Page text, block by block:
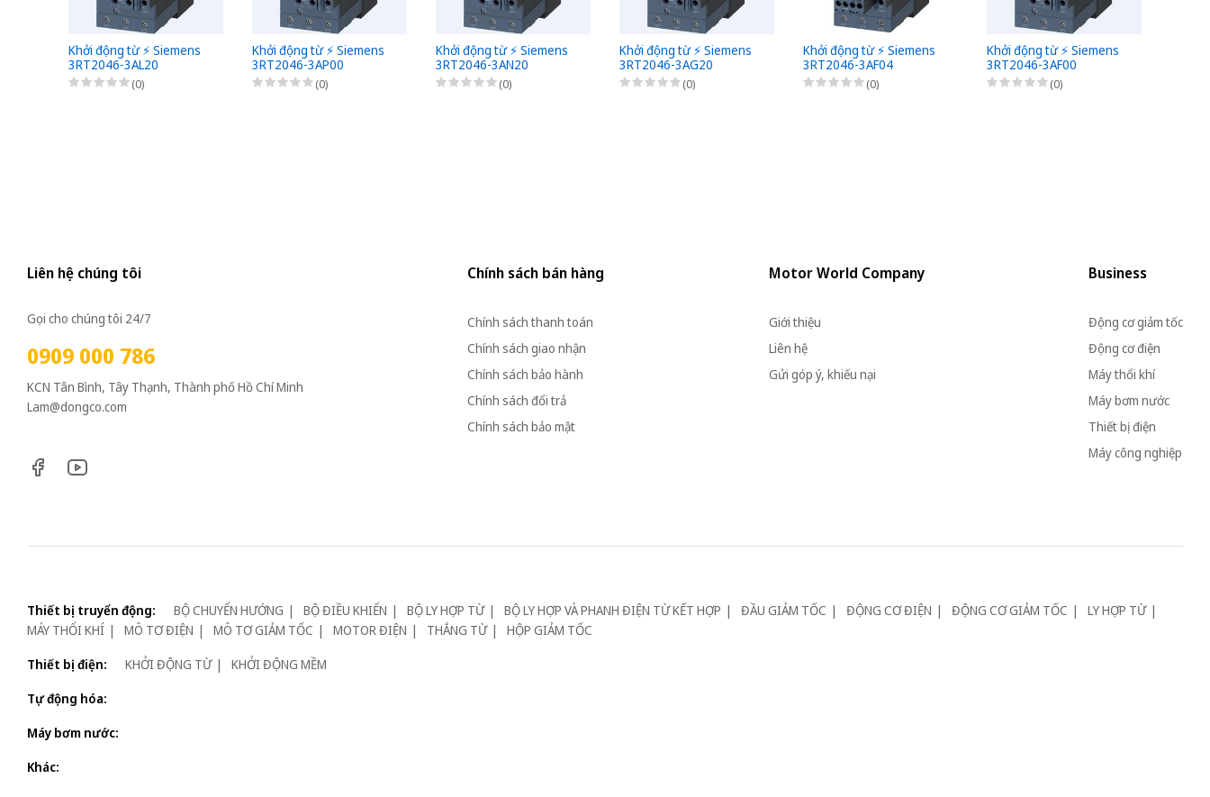
Khởi động từ ⚡️ Siemens
3RT2046-3AL20
(0)
Khởi động từ ⚡️ Siemens
3RT2046-3AP00
(0)
Khởi động từ ⚡️ Siemens
3RT2046-3AN20
(0)
Khởi động từ ⚡️ Siemens
3RT2046-3AG20
(0)
Khởi động từ ⚡️ Siemens
3RT2046-3AF04
(0)
Khởi động từ ⚡️ Siemens
3RT2046-3AF00
(0)
Liên hệ chúng tôi
Gọi cho chúng tôi 24/7
0909 000 786
KCN Tân Bình, Tây Thạnh, Thành phố Hồ Chí Minh
Lam@dongco.com
Chính sách bán hàng
Chính sách thanh toán
Chính sách giao nhận
Chính sách bảo hành
Chính sách đổi trả
Chính sách bảo mật
Motor World Company
Giới thiệu
Liên hệ
Gửi góp ý, khiếu nại
Business
Động cơ giảm tốc
Động cơ điện
Máy thổi khí
Máy bơm nước
Thiết bị điện
Máy công nghiệp
Thiết bị truyển động: BỘ CHUYỂN HƯỚNG BỘ ĐIỀU KHIỂN BỘ LY HỢP TỪ BỘ LY HỢP VÀ PHANH ĐIỆN TỪ KẾT HỢP ĐẦU GIẢM TỐC ĐỘNG CƠ ĐIỆN ĐỘNG CƠ GIẢM TỐC
LY HỢP TỪ
MÁY THỔI KHÍ
MÔ TƠ ĐIỆN MÔ TƠ GIẢM TỐC MOTOR ĐIỆN THẮNG TỪ
HỘP GIẢM TỐC
Thiết bị điện:
KHỞI ĐỘNG TỪ
KHỞI ĐỘNG MỀM
Tự động hóa:
Máy bơm nước:
Khác: